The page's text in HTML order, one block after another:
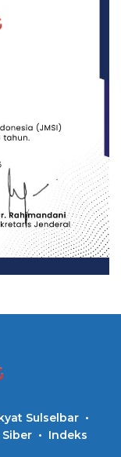
Sulselbar
Indeks